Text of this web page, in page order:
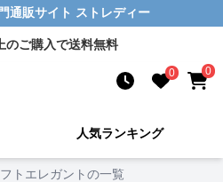
通販サイト ストレディー
のご購入で送料無料
0 0
人気ランキング
トエレガントの一覧